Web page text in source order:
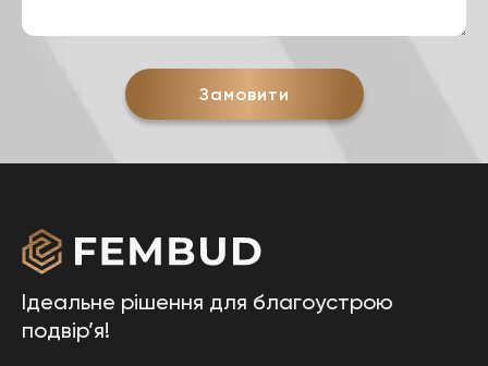
Замовити
Ідеальне рішення для благоустрою
подвір’я!